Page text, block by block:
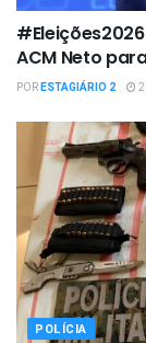
ACM Neto
PORESTAGIÁRIO 2
POLÍCIA